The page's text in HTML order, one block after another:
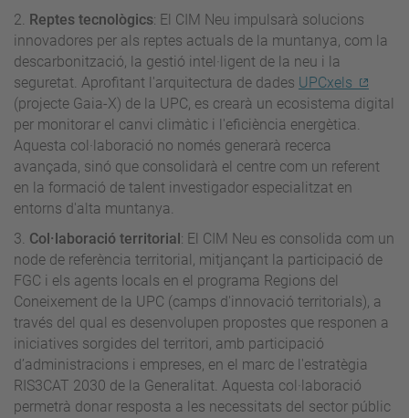
2. Reptes tecnològics: El CIM Neu impulsarà solucions
innovadores per als reptes actuals de la muntanya, com la
descarbonització, la gestió intel·ligent de la neu i la
seguretat. Aprofitant l'arquitectura de dades UPCxels
(projecte Gaia-X) de la UPC, es crearà un ecosistema digital
per monitorar el canvi climàtic i l'eficiència energètica.
Aquesta col·laboració no només generarà recerca
avançada, sinó que consolidarà el centre com un referent
en la formació de talent investigador especialitzat en
entorns d'alta muntanya.
3. Col·laboració territorial : El CIM Neu es consolida com un
node de referència territorial, mitjançant la participació de
FGC i els agents locals en el programa Regions del
Coneixement de la UPC (camps d'innovació territorials), a
través del qual es desenvolupen propostes que responen a
iniciatives sorgides del territori, amb participació
d’administracions i empreses, en el marc de l'estratègia
RIS3CAT 2030 de la Generalitat. Aquesta col·laboració
permetrà donar resposta a les necessitats del sector públic